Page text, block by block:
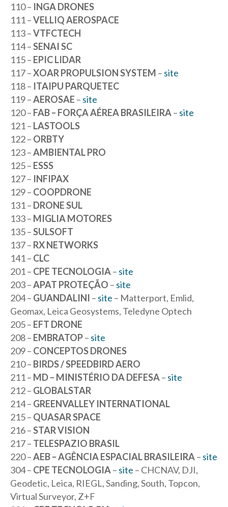
110 – INGA DRONES
111 –VELLIQ AEROSPACE
113 –VTFCTECH
114 –SENAI SC
115 – EPIC LIDAR
117 –XOAR PROPULSION SYSTEM – site
118 – ITAIPU PARQUETEC
119 –AEROSAE – site
120 – FAB – FORÇA AÉREA BRASILEIRA– site
121 – LASTOOLS
122 – ORBTY
123 –AMBIENTAL PRO
125 – ESSS
127 – INFIPAX
129 – COOPDRONE
131 – DRONE SUL
133 – MIGLIA MOTORES
135 –SULSOFT
137 – RX NETWORKS
141 – CLC
201 – CPE TECNOLOGIA– site
203 –APAT PROTEÇÃO – site
204 – GUANDALINI – site – Matterport, Emlid,
Geomax, Leica Geosystems, Teledyne Optech
205 – EFT DRONE
208 – EMBRATOP– site
209 – CONCEPTOS DRONES
210 – BIRDS / SPEEDBIRD AERO
211 – MD – MINISTÉRIO DA DEFESA– site
212 – GLOBALSTAR
214 – GREENVALLEY INTERNATIONAL
215 – QUASAR SPACE
216 –STAR VISION
217 – TELESPAZIO BRASIL
220 –AEB – AGÊNCIA ESPACIAL BRASILEIRA– site
304 – CPE TECNOLOGIA– site – CHCNAV, DJI,
Geodetic, Leica, RIEGL, Sanding, South, Topcon,
Virtual Surveyor, Z+F